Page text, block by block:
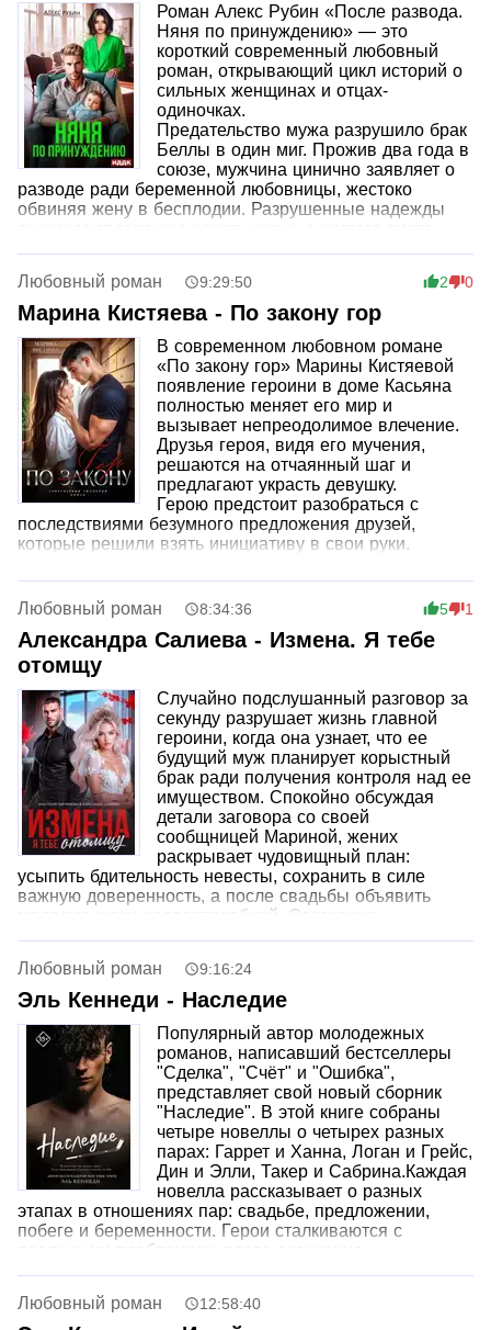
Роман Алекс Рубин «После развода.
Няня по принуждению» — это
короткий современный любовный
роман, открывающий цикл историй о
сильных женщинах и отцах-
одиночках.
Предательство мужа разрушило брак
Беллы в один миг. Прожив два года в
союзе, мужчина цинично заявляет о
разводе ради беременной любовницы, жестоко
обвиняя жену в бесплодии. Разрушенные надежды
няни, которой предстоит не только справиться с
новыми обязанностями, но и доказать, что она
способна пережить предательство, найти свое
истинное счастье и никогда не опускать руки.
Любовный роман 9:29:50 2 0
Марина Кистяева - По закону гор
В современном любовном романе
«По закону гор» Марины Кистяевой
появление героини в доме Касьяна
полностью меняет его мир и
вызывает непреодолимое влечение.
Друзья героя, видя его мучения,
решаются на отчаянный шаг и
предлагают украсть девушку.
Герою предстоит разобраться с
последствиями безумного предложения друзей,
которые решили взять инициативу в свои руки.
Любовный роман 8:34:36 5 1
Александра Салиева - Измена. Я тебе
отомщу
Случайно подслушанный разговор за
секунду разрушает жизнь главной
героини, когда она узнает, что ее
будущий муж планирует корыстный
брак ради получения контроля над ее
имуществом. Спокойно обсуждая
детали заговора со своей
сообщницей Мариной, жених
раскрывает чудовищный план:
усыпить бдительность невесты, сохранить в силе
важную доверенность, а после свадьбы объявить
молодую жену недееспособной. Осознание
чтобы взглянуть в глаза обманщикам. Вместо роли
беззащитной жертвы в чужой грязной игре она
выбирает путь яростного противостояния и решает во
что бы то ни стало жестоко отомстить тем, кто
пытался уничтожить ее ради наживы.
Внимание! Сюжет содержит нецензурную лексику.
Любовный роман 9:16:24
Эль Кеннеди - Наследие
Популярный автор молодежных
романов, написавший бестселлеры
"Сделка", "Счёт" и "Ошибка",
представляет свой новый сборник
"Наследие". В этой книге собраны
четыре новеллы о четырех разных
парах: Гаррет и Ханна, Логан и Грейс,
Дин и Элли, Такер и Сабрина.Каждая
новелла рассказывает о разных
этапах в отношениях пар: свадьбе, предложении,
побеге и беременности. Герои сталкиваются с
реальными проблемами после окончания
трудностями, хотя взросление оказывается
Любовный роман 12:58:40